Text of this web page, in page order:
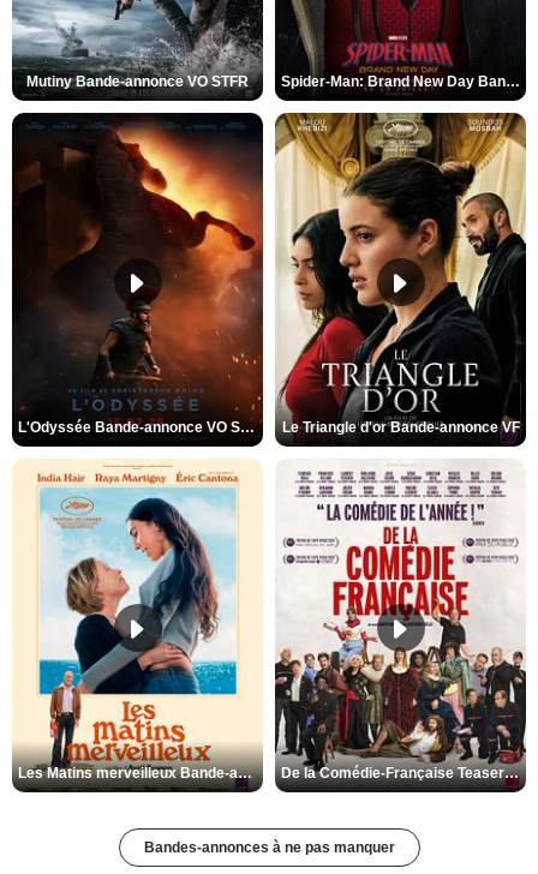
Mutiny Bande-annonce VO STFR Spider-Man: Brand New Day Bande-annonce VO STFR
L'Odyssée Bande-annonce VO STFR Le Triangle d'or Bande-annonce VF
Les Matins merveilleux Bande-annonce VF De la Comédie-Française Teaser VF
Bandes-annonces à ne pas manquer